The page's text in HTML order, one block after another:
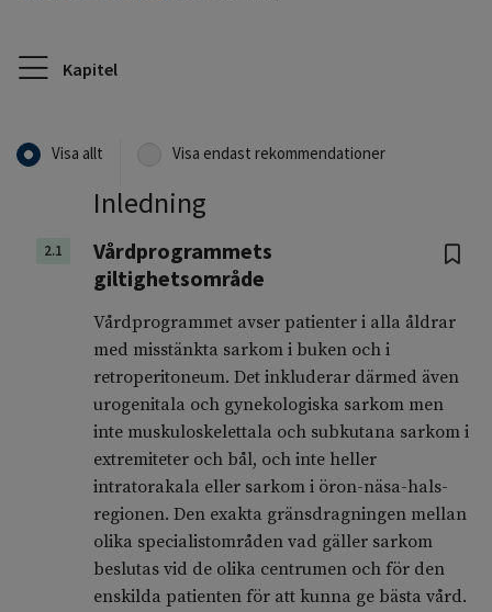
Kapitel
Visa allt Visa endast rekommendationer
Inledning
2.1
Vårdprogrammets
giltighetsområde
Vårdprogrammet avser patienter i alla åldrar
med misstänkta sarkom i buken och i
retroperitoneum. Det inkluderar därmed även
urogenitala och gynekologiska sarkom men
inte muskuloskelettala och subkutana sarkom i
extremiteter och bål, och inte heller
intratorakala eller sarkom i öron-näsa-hals-
regionen. Den exakta gränsdragningen mellan
olika specialistområden vad gäller sarkom
beslutas vid de olika centrumen och för den
enskilda patienten för att kunna ge bästa vård.